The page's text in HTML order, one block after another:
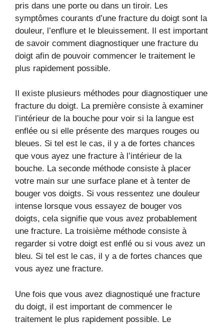
pris dans une porte ou dans un tiroir. Les
symptômes courants d’une fracture du doigt sont la
douleur, l’enflure et le bleuissement. Il est important
de savoir comment diagnostiquer une fracture du
doigt afin de pouvoir commencer le traitement le
plus rapidement possible.
Il existe plusieurs méthodes pour diagnostiquer une
fracture du doigt. La première consiste à examiner
l’intérieur de la bouche pour voir si la langue est
enflée ou si elle présente des marques rouges ou
bleues. Si tel est le cas, il y a de fortes chances
que vous ayez une fracture à l’intérieur de la
bouche. La seconde méthode consiste à placer
votre main sur une surface plane et à tenter de
bouger vos doigts. Si vous ressentez une douleur
intense lorsque vous essayez de bouger vos
doigts, cela signifie que vous avez probablement
une fracture. La troisième méthode consiste à
regarder si votre doigt est enflé ou si vous avez un
bleu. Si tel est le cas, il y a de fortes chances que
vous ayez une fracture.
Une fois que vous avez diagnostiqué une fracture
du doigt, il est important de commencer le
traitement le plus rapidement possible. Le